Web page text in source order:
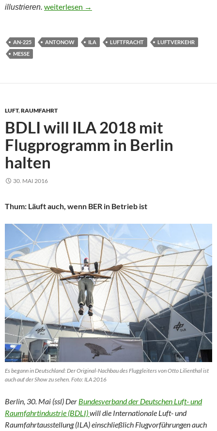
illustrieren. Antonow An-225: Ein schwerer Traum aus den
weiterlesen →
AN-225 ANTONOW ILA LUFTFRACHT
LUFTVERKEHR
MESSE
LUFT,RAUMFAHRT
BDLI will ILA 2018 mit
Flugprogramm in Berlin
halten
30. MAI 2016
Thum: Läuft auch, wenn BER in Betrieb ist
Es begann in Deutschland: Der Original-Nachbau des Fluggleiters von Otto Lilienthal ist
auch auf der Show zu sehen. Foto: ILA 2016
Berlin, 30. Mai (ssl) Der Bundesverband der Deutschen Luft- und
Raumfahrtindustrie (BDLI)will die Internationale Luft- und
Raumfahrtausstellung (ILA) einschließlich Flugvorführungen auch